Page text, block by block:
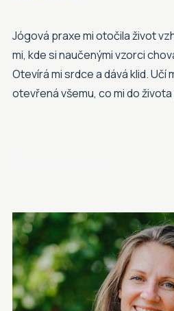
Jógová praxe mi otočila život
mi, kde si naučenými vzorci
Otevírá mi srdce a dává klid.
otevřená všemu, co mi do